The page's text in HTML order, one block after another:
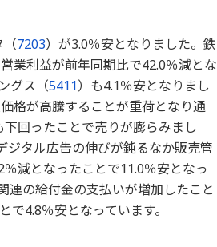
（7203）が3.0％安となりました。鉄
業利益が前年同期比で42.0％減とな
グス（5411）も4.1％安となりまし
格が高騰することが重荷となり通
回ったことで売りが膨らみまし
ジタル広告の伸びが鈍るなか販売管
減となったことで11.0％安となっ
連の給付金の支払いが増加したこと
4.8％安となっています。